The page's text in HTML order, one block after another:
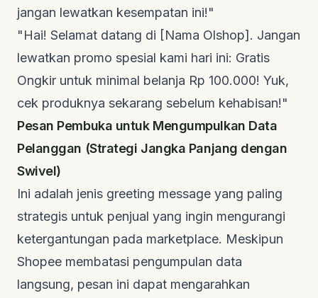
jangan lewatkan kesempatan ini!"
"Hai! Selamat datang di [Nama Olshop]. Jangan
lewatkan promo spesial kami hari ini: Gratis
Ongkir untuk minimal belanja Rp 100.000! Yuk,
cek produknya sekarang sebelum kehabisan!"
Pesan Pembuka untuk Mengumpulkan Data
Pelanggan (Strategi Jangka Panjang dengan
Swivel)
Ini adalah jenis greeting message yang paling
strategis untuk penjual yang ingin mengurangi
ketergantungan pada marketplace. Meskipun
Shopee membatasi pengumpulan data
langsung, pesan ini dapat mengarahkan